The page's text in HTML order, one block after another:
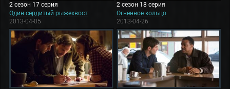
2 сезон 17 серия
Один сердитый рыжехвост
2013-04-05
2 сезон 18 серия
Огненное кольцо
2013-04-26